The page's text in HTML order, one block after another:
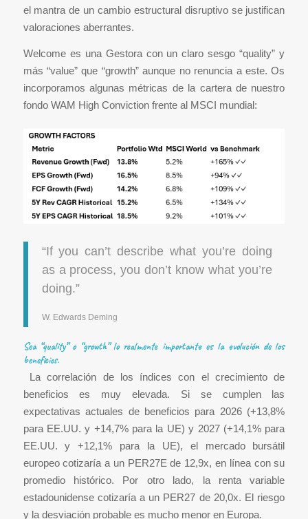
el mantra de un cambio estructural disruptivo se justifican
valoraciones aberrantes.
Welcome es una Gestora con un claro sesgo “quality” y
más “value” que “growth” aunque no renuncia a este. Os
incorporamos algunas métricas de la cartera de nuestro
fondo WAM High Conviction frente al MSCI mundial:
“If you can’t describe what you’re doing
as a process, you don’t know what you’re
doing.”
W. Edwards Deming
Sea “quality” o “growth” lo realmente importante es la evolución de los
beneficios.
La correlación de los índices con el crecimiento de
beneficios es muy elevada. Si se cumplen las
expectativas actuales de beneficios para 2026 (+13,8%
para EE.UU. y +14,7% para la UE) y 2027 (+14,1% para
EE.UU. y +12,1% para la UE), el mercado bursátil
europeo cotizaría a un PER27E de 12,9x, en línea con su
promedio histórico. Por otro lado, la renta variable
estadounidense cotizaría a un PER27 de 20,0x. El riesgo
y la desviación probable es mucho menor en Europa.